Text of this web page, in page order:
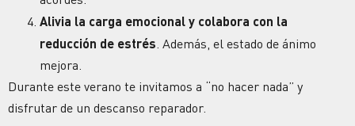
Alivia la carga emocional y colabora con la
reducción de estrés . Además, el estado de ánimo
mejora.
Durante este verano te invitamos a “no hacer nada” y
disfrutar de un descanso reparador.